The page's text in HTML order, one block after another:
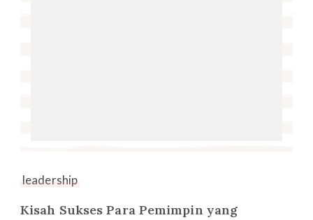
leadership
Kisah Sukses Para Pemimpin yang